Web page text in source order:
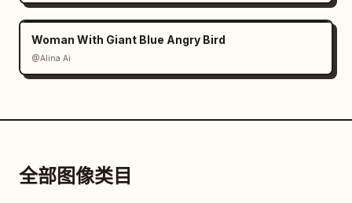
Woman With Giant Blue Angry Bird
@Alina Ai
全部图像类目